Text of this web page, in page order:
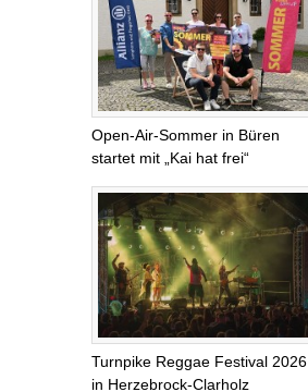
Open-Air-Sommer in Büren
startet mit „Kai hat frei“
Turnpike Reggae Festival 2026
in Herzebrock-Clarholz